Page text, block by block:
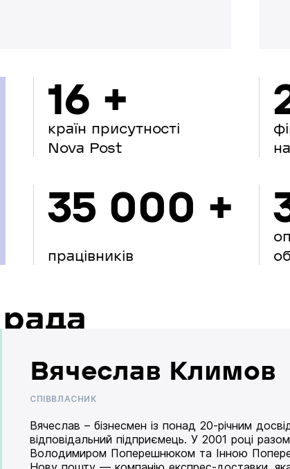
16 +
країн присутності
Nova Post
35 000 +
працівників
Вячеслав Климов
СПІВВЛАСНИК
Вячеслав – бізнесмен із понад 20-річним
відповідальний підприємець. У 2001 році
Володимиром Поперешнюком та Інною